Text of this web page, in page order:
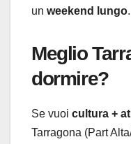
un weekend lungo.
Meglio
dormire?
Se vuoi cultura +
Tarragona (Part